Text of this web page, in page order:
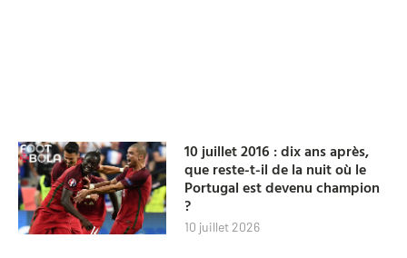
10 juillet 2016 : dix ans après,
que reste-t-il de la nuit où le
Portugal est devenu champion
?
10 juillet 2026